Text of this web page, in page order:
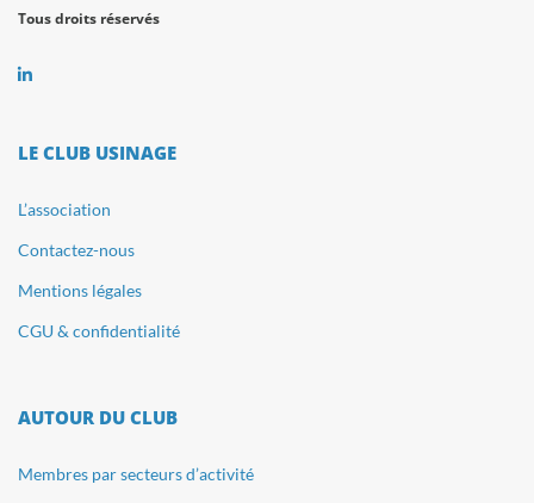
Tous droits réservés
LE CLUB USINAGE
L’association
Contactez-nous
Mentions légales
CGU & confidentialité
AUTOUR DU CLUB
Membres par secteurs d’activité